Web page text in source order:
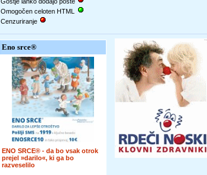
Omogočen celoten HTML
Cenzuriranje
Eno srce®
ENO SRCE® - da bo vsak otrok
prejel »darilo«, ki ga bo
razveselilo